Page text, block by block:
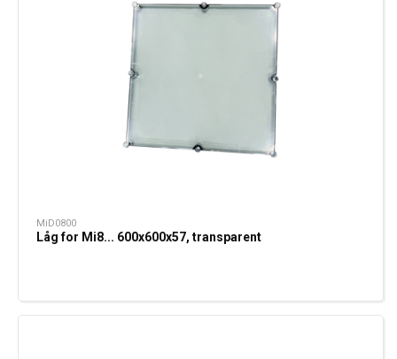
MiD0800
Låg for Mi8... 600x600x57, transparent